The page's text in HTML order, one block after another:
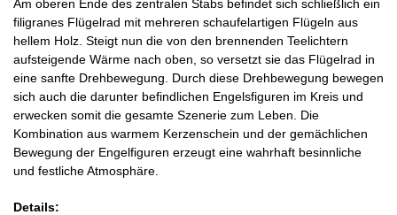
Am oberen Ende des zentralen Stabs befindet sich schließlich ein
filigranes Flügelrad mit mehreren schaufelartigen Flügeln aus
hellem Holz. Steigt nun die von den brennenden Teelichtern
aufsteigende Wärme nach oben, so versetzt sie das Flügelrad in
eine sanfte Drehbewegung. Durch diese Drehbewegung bewegen
sich auch die darunter befindlichen Engelsfiguren im Kreis und
erwecken somit die gesamte Szenerie zum Leben. Die
Kombination aus warmem Kerzenschein und der gemächlichen
Bewegung der Engelfiguren erzeugt eine wahrhaft besinnliche
und festliche Atmosphäre.
Details: